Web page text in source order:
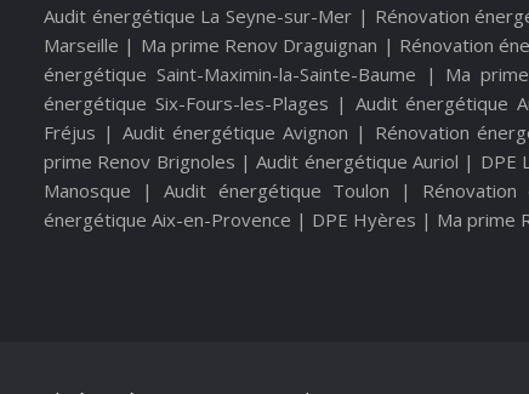
Audit énergétique La Seyne-sur-Mer | Rénovation
Marseille | Ma prime Renov Draguignan | Rénovation
énergétique Saint-Maximin-la-Sainte-Baume | Ma
énergétique Six-Fours-les-Plages | Audit énergétique
Fréjus | Audit énergétique Avignon | Rénovation
prime Renov Brignoles |Audit énergétique Auriol | DPE
Manosque |Audit énergétique Toulon |
énergétique Aix-en-Provence | DPE Hyères | Ma prime